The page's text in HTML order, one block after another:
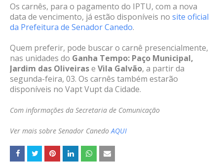
Os carnês, para o pagamento do IPTU, com a nova
data de vencimento, já estão disponíveis no site oficial
da Prefeitura de Senador Canedo.
Quem preferir, pode buscar o carnê presencialmente,
nas unidades do Ganha Tempo: Paço Municipal,
Jardim das Oliveirase Vila Galvão, a partir da
segunda-feira, 03. Os carnês também estarão
disponíveis no Vapt Vupt da Cidade.
Com informações da Secretaria de Comunicação
Ver mais sobre Senador Canedo AQUI